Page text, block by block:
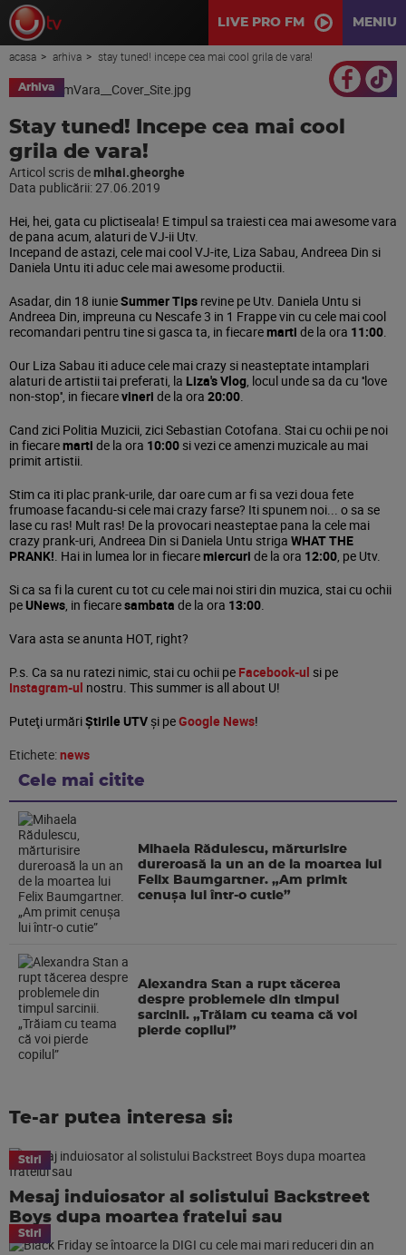
LIVE PRO FM MENIU
acasa arhiva stay tuned! incepe cea mai cool grila de vara!
Arhiva
Stay tuned! Incepe cea mai cool
grila de vara!
Articol scris demihai.gheorghe
Data publicării:27.06.2019
Hei, hei, gata cu plictiseala! E timpul sa traiesti cea mai awesome vara
de pana acum, alaturi de VJ-ii Utv.
Incepand de astazi, cele mai cool VJ-ite, Liza Sabau, Andreea Din si
Daniela Untu iti aduc cele mai awesome productii.
Asadar, din 18 iunieSummer Tips revine pe Utv. Daniela Untu si
Andreea Din, impreuna cu Nescafe 3 in 1 Frappe vin cu cele mai cool
recomandari pentru tine si gasca ta, in fiecaremarti de la ora 11:00.
Our Liza Sabau iti aduce cele mai crazy si neasteptate intamplari
alaturi de artistii tai preferati, la Liza's Vlog, locul unde sa da cu ''love
non-stop'', in fiecarevineri de la ora 20:00.
Cand zici Politia Muzicii, zici Sebastian Cotofana. Stai cu ochii pe noi
in fiecaremarti de la ora 10:00si vezi ce amenzi muzicale au mai
primit artistii.
Stim ca iti plac prank-urile, dar oare cum ar fi sa vezi doua fete
frumoase facandu-si cele mai crazy farse? Iti spunem noi... o sa se
lase cu ras! Mult ras! De la provocari neasteptae pana la cele mai
crazy prank-uri, Andreea Din si Daniela Untu striga WHAT THE
PRANK!. Hai in lumea lor in fiecaremiercuri de la ora 12:00, pe Utv.
Si ca sa fi la curent cu tot cu cele mai noi stiri din muzica, stai cu ochii
peUNews, in fiecaresambata de la ora 13:00.
Vara asta se anunta HOT, right?
P.s. Ca sa nu ratezi nimic, stai cu ochii pe Facebook-ul si pe
Instagram-ul nostru. This summer is all about U!
Puteţi urmăriȘtirile UTVşi peGoogle News!
Etichete:news
Cele mai citite
Mihaela Rădulescu, mărturisire
dureroasă la un an de la moartea lui
Felix Baumgartner. „Am primit
cenușa lui într-o cutie”
Alexandra Stan a rupt tăcerea
despre problemele din timpul
sarcinii. „Trăiam cu teama că voi
pierde copilul”
Te-ar putea interesa si:
Stiri
Mesaj induiosator al solistului Backstreet
Boys dupa moartea fratelui sau
Stiri